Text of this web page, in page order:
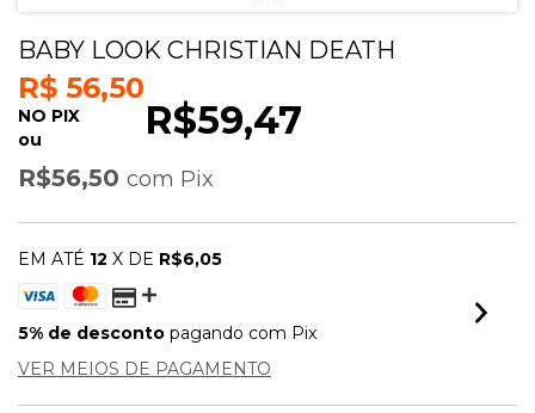
BABY LOOK CHRISTIAN DEATH
R$ 56,50
NO PIX
ou
R$59,47
R$56,50 com Pix
EM ATÉ 12 X DE R$6,05
5% de desconto pagando com Pix
VER MEIOS DE PAGAMENTO